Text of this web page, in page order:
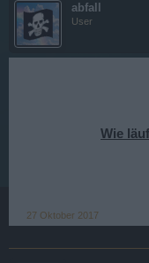
abfall
User
Wie
27 Oktober 2017